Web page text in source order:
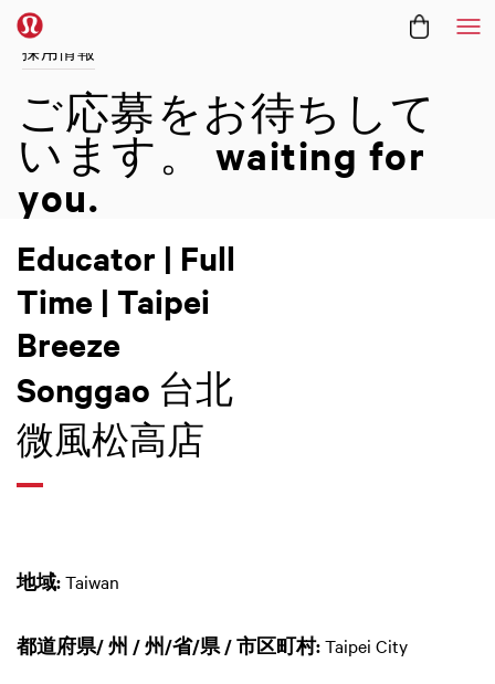
採用情報
ご応募をお待ちして
います。 waiting for
you.
Educator | Full
Time | Taipei
Breeze
Songgao 台北
微風松高店
地域:Taiwan
都道府県/ 州 / 州/省/県 / 市区町村:Taipei City